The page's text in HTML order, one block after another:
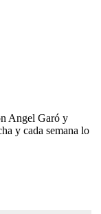
Angel Garó y
y cada semana lo